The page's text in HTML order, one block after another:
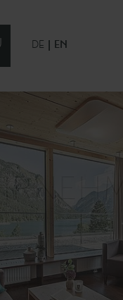
DE EN